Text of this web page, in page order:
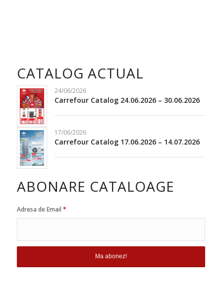
CATALOG ACTUAL
24/06/2026
Carrefour Catalog 24.06.2026 – 30.06.2026
17/06/2026
Carrefour Catalog 17.06.2026 – 14.07.2026
ABONARE CATALOAGE
Adresa de Email *